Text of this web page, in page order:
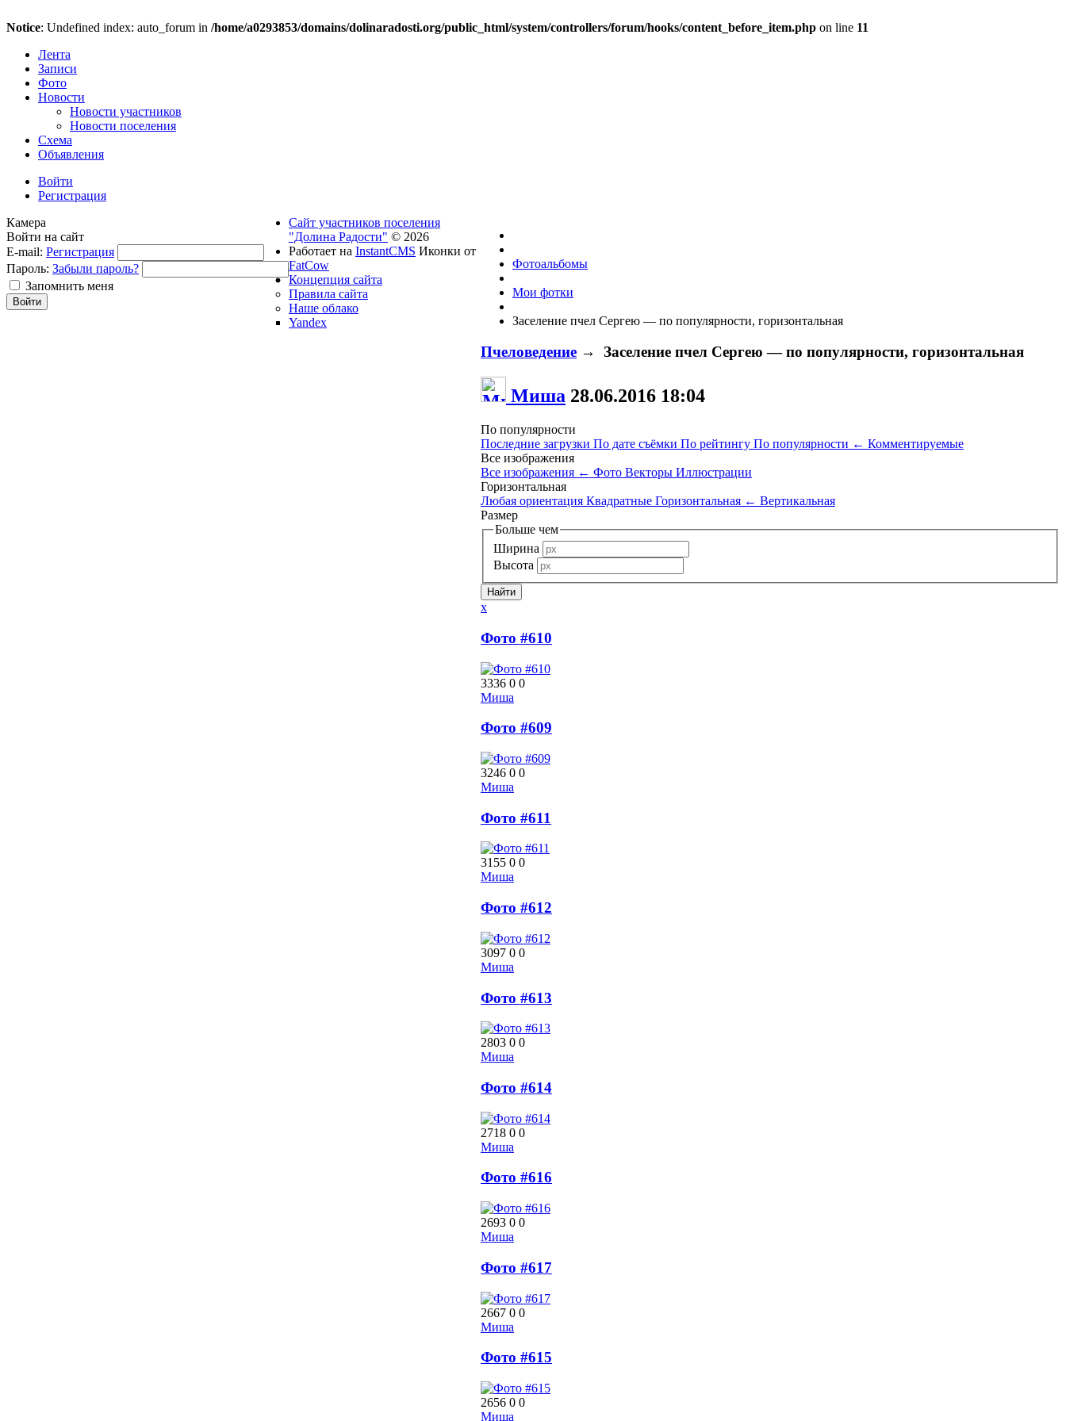
Notice: Undefined index: auto_forum in /home/a0293853/domains/dolinaradosti.org/public_html/system/controllers/forum/hooks/content_before_item.php on line 11
Лента
Записи
Фото
Новости
Новости участников
Новости поселения
Схема
Объявления
Войти
Регистрация
Фотоальбомы
Мои фотки
Заселение пчел Сергею — по популярности, горизонтальная
Пчеловедение → Заселение пчел Сергею — по популярности, горизонтальная
Миша 28.06.2016 18:04
По популярности
Последние загрузки По дате съёмки По рейтингу По популярности ← Комментируемые
Все изображения
Все изображения ← Фото Векторы Иллюстрации
Горизонтальная
Любая ориентация Квадратные Горизонтальная ← Вертикальная
Размер
Больше чем
Ширина
Высота
x
Фото #610
3336 0 0
Миша
Фото #609
3246 0 0
Миша
Фото #611
3155 0 0
Миша
Фото #612
3097 0 0
Миша
Фото #613
2803 0 0
Миша
Фото #614
2718 0 0
Миша
Фото #616
2693 0 0
Миша
Фото #617
2667 0 0
Миша
Фото #615
2656 0 0
Миша
Камера
Войти на сайт
E-mail: Регистрация
Пароль: Забыли пароль?
Запомнить меня
Сайт участников поселения
"Долина Радости" © 2026
Работает на InstantCMS Иконки от
FatCow
Концепция сайта
Правила сайта
Наше облако
Yandex